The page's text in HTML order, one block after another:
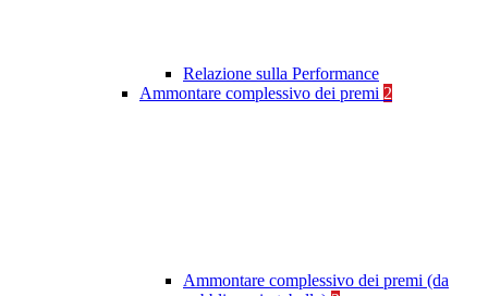
Relazione sulla Performance
Ammontare complessivo dei premi 2
Ammontare complessivo dei premi (da